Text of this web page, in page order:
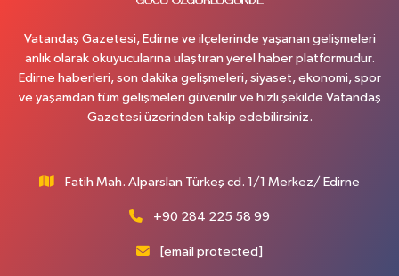
Vatandaş Gazetesi, Edirne ve ilçelerinde yaşanan gelişmeleri
anlık olarak okuyucularına ulaştıran yerel haber platformudur.
Edirne haberleri, son dakika gelişmeleri, siyaset, ekonomi, spor
ve yaşamdan tüm gelişmeleri güvenilir ve hızlı şekilde Vatandaş
Gazetesi üzerinden takip edebilirsiniz.
Fatih Mah. Alparslan Türkeş cd. 1/1 Merkez/ Edirne
+90 284 225 58 99
[email protected]